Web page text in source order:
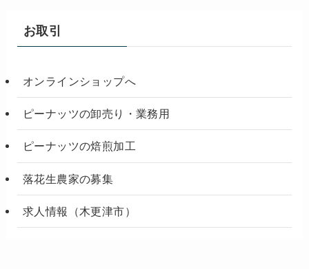
お取引
オンラインショップへ
ピーナッツの卸売り・業務用
ピーナッツの焙煎加工
落花生農家の募集
求人情報（木更津市）